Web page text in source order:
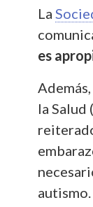
La
es
la Salud (
autismo.